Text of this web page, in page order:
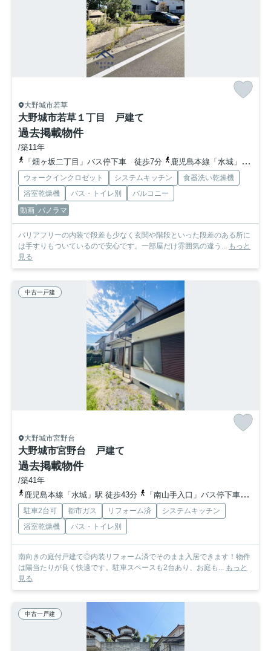
大野城市若草
大野城市若草１丁目 戸建て
過去掲載物件
/築11年
「畑ヶ坂二丁目」バス停下車 徒歩7分
鹿児島本線「水城」駅 徒歩45分
ウォークインクロゼット システムキッチン
食器洗い乾燥機
浴室乾燥機
バス・トイレ別
バルコニー
動画 パノラマ
バリアフリーの内装で段差も少なく玄関や階段といった段差のある所に
は手すりもついているので安心です。一部屋だけ雰囲気の違う... もっと
見る
中古一戸建
大野城市宮野台
大野城市宮野台 戸建て
過去掲載物件
/築41年
鹿児島本線「水城」駅 徒歩43分
「南山手入口」バス停下車 徒歩6分
駐車2台可 都市ガス リフォーム済
システムキッチン
浴室乾燥機
バス・トイレ別
南向きの庭付戸建て◎内装リフォーム済でそのまま入居できます！物件
は陽当たりが良く快適です。駐車スペースも2台あり、お庭も... もっと
見る
中古一戸建